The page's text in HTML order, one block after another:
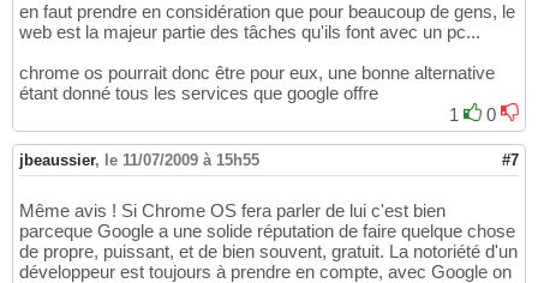
en faut prendre en considération que pour beaucoup de gens, le
web est la majeur partie des tâches qu'ils font avec un pc...
chrome os pourrait donc être pour eux, une bonne alternative
étant donné tous les services que google offre
1
0
jbeaussier, le 11/07/2009 à 15h55 #7
Même avis ! Si Chrome OS fera parler de lui c'est bien
parceque Google a une solide réputation de faire quelque chose
de propre, puissant, et de bien souvent, gratuit. La notoriété d'un
développeur est toujours à prendre en compte, avec Google on